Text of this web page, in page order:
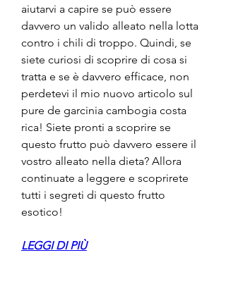
aiutarvi a capire se può essere
davvero un valido alleato nella lotta
contro i chili di troppo. Quindi, se
siete curiosi di scoprire di cosa si
tratta e se è davvero efficace, non
perdetevi il mio nuovo articolo sul
pure de garcinia cambogia costa
rica! Siete pronti a scoprire se
questo frutto può davvero essere il
vostro alleato nella dieta? Allora
continuate a leggere e scoprirete
tutti i segreti di questo frutto
esotico!
LEGGI DI PIÙ